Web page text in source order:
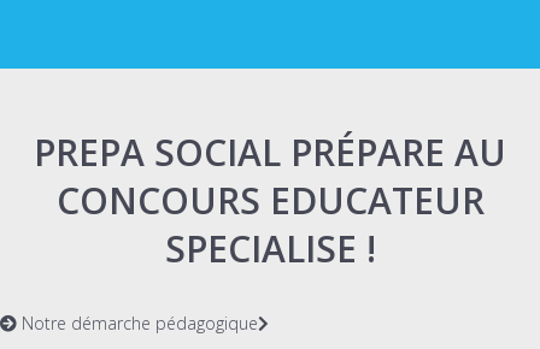
PREPA SOCIAL PRÉPARE AU
CONCOURS EDUCATEUR
SPECIALISE !
Notre démarche pédagogique